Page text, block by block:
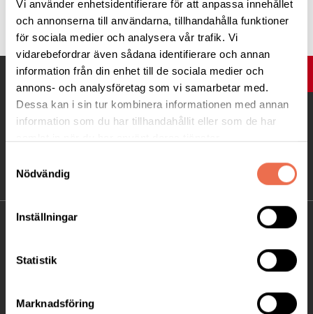
Vi använder enhetsidentifierare för att anpassa innehållet
och annonserna till användarna, tillhandahålla funktioner
för sociala medier och analysera vår trafik. Vi
vidarebefordrar även sådana identifierare och annan
information från din enhet till de sociala medier och
annons- och analysföretag som vi samarbetar med.
Dessa kan i sin tur kombinera informationen med annan
information som du har tillhandahållit eller som de har
Nödvändig
Inställningar
Statistik
Marknadsföring
Tipsa
KONTAKT
Besöksadress:
Telefon:08 - 720 29 40